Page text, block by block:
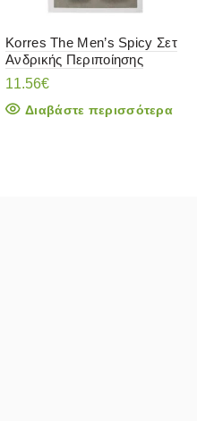
Korres The Men’s Spicy Σετ
Ανδρικής Περιποίησης
11.56€
Διαβάστε περισσότερα